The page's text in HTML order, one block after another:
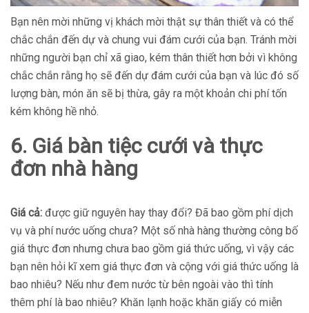
Bạn nên mời những vị khách mời thật sự thân thiết và có thể
chắc chắn đến dự và chung vui đám cưới của bạn. Tránh mời
những người bạn chỉ xã giao, kém thân thiết hơn bởi vì không
chắc chắn rằng họ sẽ đến dự đám cưới của bạn và lúc đó số
lượng bàn, món ăn sẽ bị thừa, gây ra một khoản chi phí tốn
kém không hề nhỏ.
6. Giá bàn tiệc cưới và thực
đơn nhà hàng
Giá cả: được giữ nguyên hay thay đổi? Đã bao gồm phí dịch
vụ và phí nước uống chưa? Một số nhà hàng thường công bố
giá thực đơn nhưng chưa bao gồm giá thức uống, vì vậy các
bạn nên hỏi kĩ xem giá thực đơn và cộng với giá thức uống là
bao nhiêu? Nếu như đem nước từ bên ngoài vào thì tính
thêm phí là bao nhiêu? Khăn lạnh hoặc khăn giấy có miễn